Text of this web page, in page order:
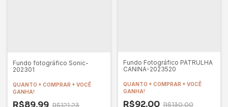
Fundo fotográfico Sonic-
202301
QUANTO + COMPRAR + VOCÊ
GANHA!
R$89,99 R$121,23
Fundo Fotográfico PATRULHA
CANINA-2023520
QUANTO + COMPRAR + VOCÊ
GANHA!
R$92,00 R$130,00